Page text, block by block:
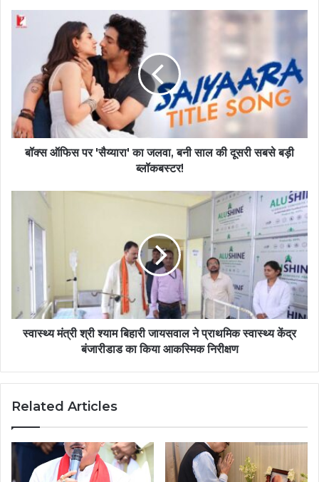
बॉक्स ऑफिस पर 'सैय्यारा' का जलवा, बनी साल की दूसरी सबसे बड़ी
ब्लॉकबस्टर!
स्वास्थ्य मंत्री श्री श्याम बिहारी जायसवाल ने प्राथमिक स्वास्थ्य केंद्र
बंजारीडाड का किया आकस्मिक निरीक्षण
Related Articles